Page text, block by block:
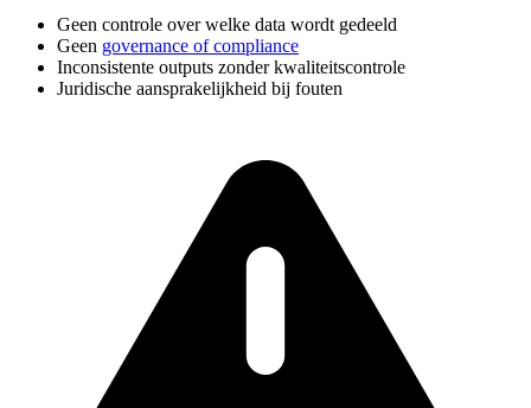
Geen controle over welke data wordt gedeeld
Geen governance of compliance
Inconsistente outputs zonder kwaliteitscontrole
Juridische aansprakelijkheid bij fouten